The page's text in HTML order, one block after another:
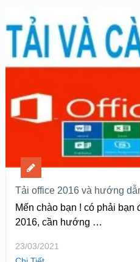
Tải office 2016 và hướng
Mến chào bạn ! có phải bạn
2016, cần hướng …
23/03/2021